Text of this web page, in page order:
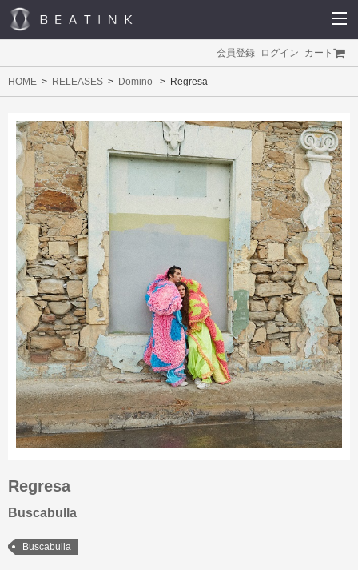
会員登録 ログイン カート
HOME RELEASES Domino Regresa
Regresa
Buscabulla
Buscabulla